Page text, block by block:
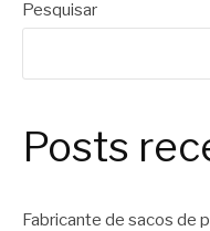
Pesquisar
Posts
Fabricante de sacos de